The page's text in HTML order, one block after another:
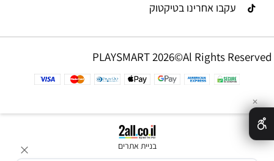
עקבו אחרינו בטיקטוק
PLAYSMART 2026©Al Rights Reserved
בניית אתרים
✕